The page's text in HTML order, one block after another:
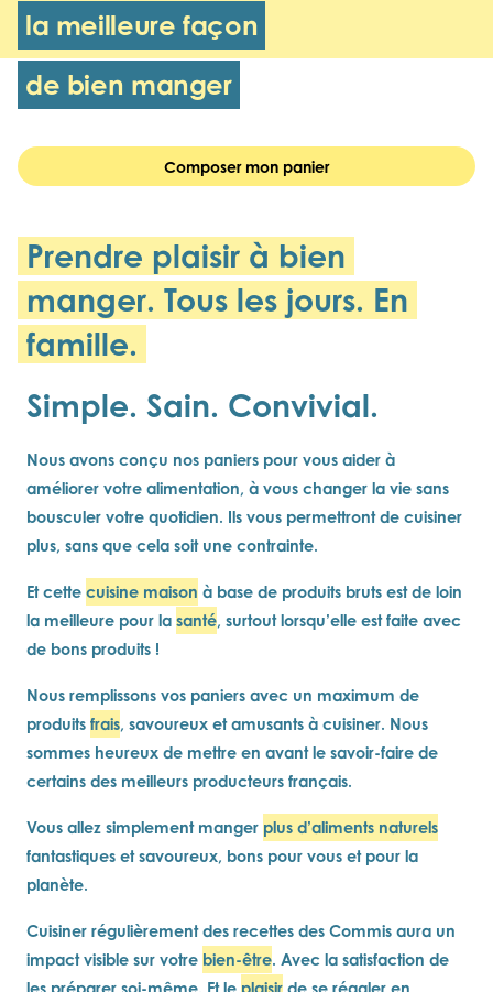
la meilleure façon
de bien manger
Composer mon panier
Prendre plaisir à bien
manger. Tous les jours. En
famille.
Simple. Sain. Convivial.
Nous avons conçu nos paniers pour vous aider à
améliorer votre alimentation, à vous changer la vie sans
bousculer votre quotidien. Ils vous permettront de cuisiner
plus, sans que cela soit une contrainte.
Et cette cuisine maison à base de produits bruts est de loin
la meilleure pour la santé, surtout lorsqu’elle est faite avec
de bons produits !
Nous remplissons vos paniers avec un maximum de
produits frais, savoureux et amusants à cuisiner. Nous
sommes heureux de mettre en avant le savoir-faire de
certains des meilleurs producteurs français.
Vous allez simplement manger plus d’aliments naturels
fantastiques et savoureux, bons pour vous et pour la
planète.
Cuisiner régulièrement des recettes des Commis aura un
impact visible sur votre bien-être. Avec la satisfaction de
les préparer soi-même. Et le plaisir de se régaler en